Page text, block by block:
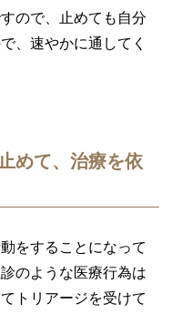
ので、止めても自分
、速やかに通してく
めて、治療を依
をすることになって
のような医療行為は
トリアージを受けて